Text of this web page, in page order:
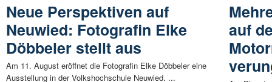
Neue Perspektiven auf
Neuwied: Fotografin Elke
Döbbeler stellt aus
Am 11. August eröffnet die Fotografin Elke Döbbeler eine
Ausstellung in der Volkshochschule Neuwied. ...
auf